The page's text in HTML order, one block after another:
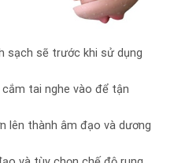
sạch sẽ trước khi sử dụng
tai nghe vào để tận
lên thành âm đạo và dương